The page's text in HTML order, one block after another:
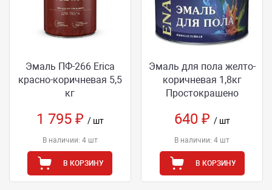
Эмаль ПФ-266 Еriса
красно-коричневая 5,5
кг
1 795 ₽ / шт
В наличии: 4 шт
В КОРЗИНУ
Эмаль для пола желто-
коричневая 1,8кг
Простокрашено
640 ₽ / шт
В наличии: 4 шт
В КОРЗИНУ